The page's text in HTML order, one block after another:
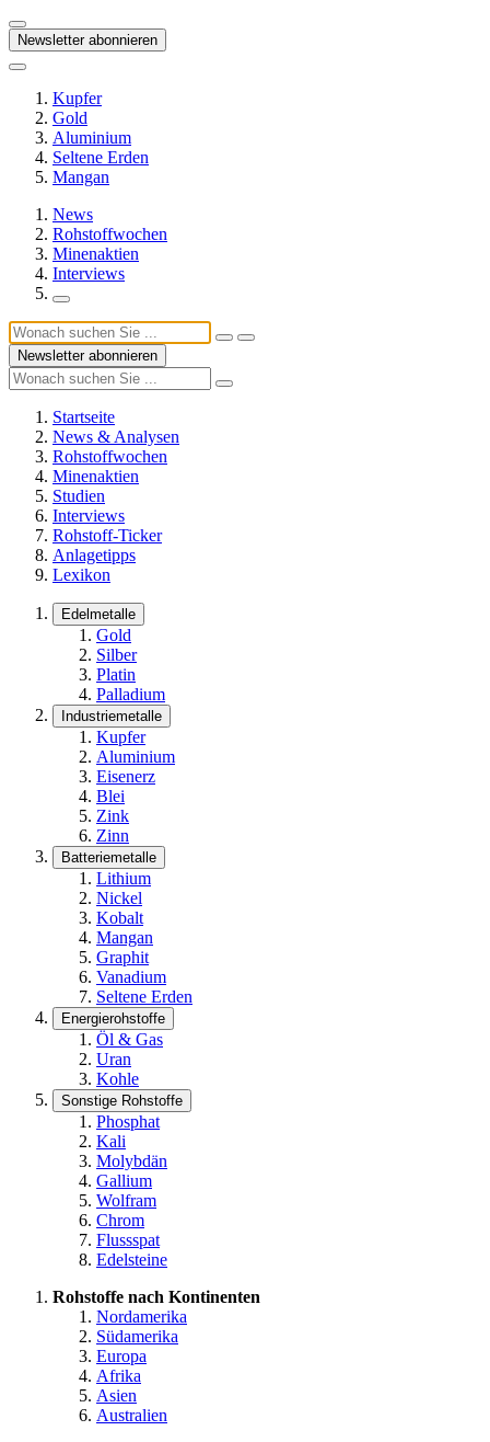
Newsletter abonnieren
Kupfer
Gold
Aluminium
Seltene Erden
Mangan
News
Rohstoffwochen
Minenaktien
Interviews
Newsletter abonnieren
Startseite
News & Analysen
Rohstoffwochen
Minenaktien
Studien
Interviews
Rohstoff-Ticker
Anlagetipps
Lexikon
Edelmetalle
Gold
Silber
Platin
Palladium
Industriemetalle
Kupfer
Aluminium
Eisenerz
Blei
Zink
Zinn
Batteriemetalle
Lithium
Nickel
Kobalt
Mangan
Graphit
Vanadium
Seltene Erden
Energierohstoffe
Öl & Gas
Uran
Kohle
Sonstige Rohstoffe
Phosphat
Kali
Molybdän
Gallium
Wolfram
Chrom
Flussspat
Edelsteine
Rohstoffe nach Kontinenten
Nordamerika
Südamerika
Europa
Afrika
Asien
Australien